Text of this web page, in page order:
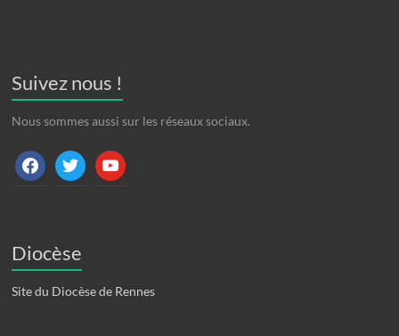
Suivez nous !
Nous sommes aussi sur les réseaux sociaux.
facebooktwitter youtube
Diocèse
Site du Diocèse de Rennes